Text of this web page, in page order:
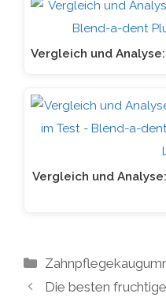
Vergleich und
Vergleich und
Kategorien
Die besten